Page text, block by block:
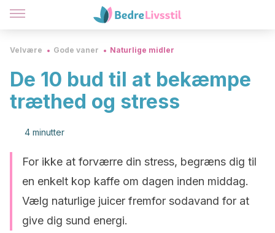
Velvære Gode vaner Naturlige midler
De 10 bud til at bekæmpe
træthed og stress
4 minutter
For ikke at forværre din stress, begræns dig til
en enkelt kop kaffe om dagen inden middag.
Vælg naturlige juicer fremfor sodavand for at
give dig sund energi.